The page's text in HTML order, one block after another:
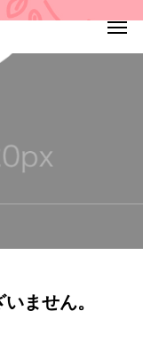
ません。